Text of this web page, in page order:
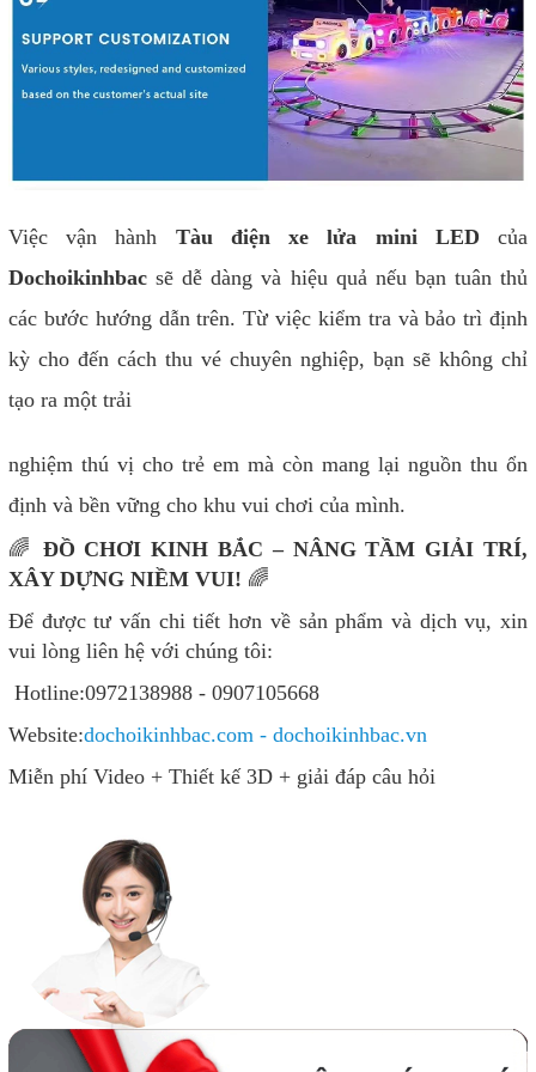
Việc vận hành Tàu điện xe lửa mini LED của
Dochoikinhbac sẽ dễ dàng và hiệu quả nếu bạn tuân thủ
các bước hướng dẫn trên. Từ việc kiểm tra và bảo trì định
kỳ cho đến cách thu vé chuyên nghiệp, bạn sẽ không chỉ
tạo ra một trải
nghiệm thú vị cho trẻ em mà còn mang lại nguồn thu ổn
định và bền vững cho khu vui chơi của mình.
🌈 ĐỒ CHƠI KINH BẮC – NÂNG TẦM GIẢI TRÍ,
XÂY DỰNG NIỀM VUI! 🌈
Để được tư vấn chi tiết hơn về sản phẩm và dịch vụ, xin
vui lòng liên hệ với chúng tôi:
Hotline:0972138988 - 0907105668
Website:dochoikinhbac.com - dochoikinhbac.vn
Miễn phí Video + Thiết kế 3D + giải đáp câu hỏi